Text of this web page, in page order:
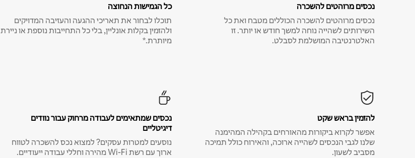
נכסים מרוהטים להשכרה
נכסים מרוהטים להשכרה הכוללים מטבח ואת כל
השירותים לשהייה נוחה למשך חודש או יותר. זו
האלטרנטיבה המושלמת לסבלט.
כל הגמישות הנחוצה
תוכלו לבחור את תאריכי ההגעה והעזיבה המדויקים
ולהזמין בקלות אונליין, בלי כל התחייבות נוספת או ניירת
מיותרת.*
להזמין בראש שקט
אפשר לקרוא ביקורות מהאורחים בקהילה המהימנה
שלנו לגבי הנכסים לשהייה ארוכה, והאירוח כולל תמיכה
מסביב לשעון.
נכסים שמתאימים לעבודה מרחוק עבור נוודים
דיגיטליים
נוסעים למטרות עסקים? למצוא נכס להשכרה לטווח
ארוך עם רשת Wi-Fi מהירה וחללי עבודה ייעודיים.